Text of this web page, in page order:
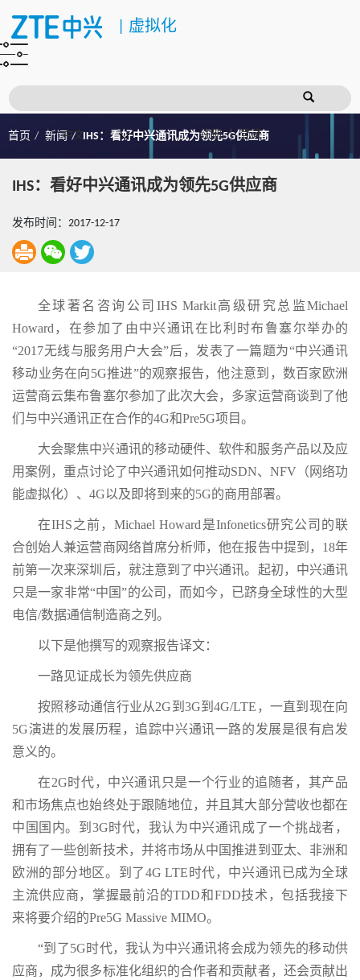
虚拟化
注册 登录
首页 新闻 IHS：看好中兴通讯成为领先5G供应商
IHS：看好中兴通讯成为领先5G供应商
发布时间：2017-12-17
全球著名咨询公司IHS Markit高级研究总监Michael
Howard，在参加了由中兴通讯在比利时布鲁塞尔举办的
“2017无线与服务用户大会”后，发表了一篇题为“中兴通讯
移动业务在向5G推进”的观察报告，他注意到，数百家欧洲
运营商云集布鲁塞尔参加了此次大会，多家运营商谈到了他
们与中兴通讯正在合作的4G和Pre5G项目。
大会聚焦中兴通讯的移动硬件、软件和服务产品以及应
用案例，重点讨论了中兴通讯如何推动SDN、NFV（网络功
能虚拟化）、4G以及即将到来的5G的商用部署。
在IHS之前，Michael Howard是Infonetics研究公司的联
合创始人兼运营商网络首席分析师，他在报告中提到，18年
前第一次来深圳后，就注意到了中兴通讯。起初，中兴通讯
只是一家非常“中国”的公司，而如今，已跻身全球性的大型
电信/数据通信制造商之列。
以下是他撰写的观察报告译文：
一路见证成长为领先供应商
按照移动通信行业从2G到3G到4G/LTE，一直到现在向
5G演进的发展历程，追踪中兴通讯一路的发展是很有启发
意义的。
在2G时代，中兴通讯只是一个行业的追随者，其产品
和市场焦点也始终处于跟随地位，并且其大部分营收也都在
中国国内。到3G时代，我认为中兴通讯成了一个挑战者，
拥有了一些创新技术，并将市场从中国推进到亚太、非洲和
欧洲的部分地区。到了4G LTE时代，中兴通讯已成为全球
主流供应商，掌握最前沿的TDD和FDD技术，包括我接下
来将要介绍的Pre5G Massive MIMO。
“到了5G时代，我认为中兴通讯将会成为领先的移动供
应商，成为很多标准化组织的合作者和贡献者，还会贡献出